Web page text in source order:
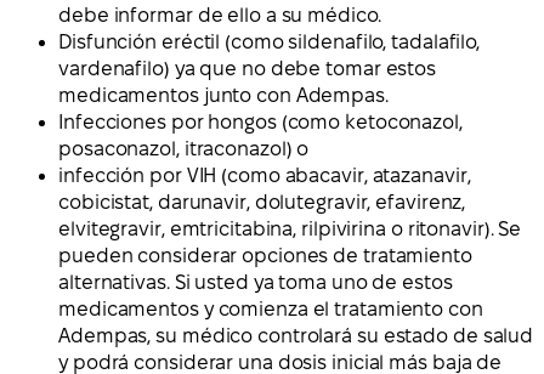
debe informar de ello a su médico.
Disfunción eréctil (como sildenafilo, tadalafilo,
vardenafilo) ya que no debe tomar estos
medicamentos junto con Adempas.
Infecciones por hongos (como ketoconazol,
posaconazol, itraconazol) o
infección por VIH (como abacavir, atazanavir,
cobicistat, darunavir, dolutegravir, efavirenz,
elvitegravir, emtricitabina, rilpivirina o ritonavir). Se
pueden considerar opciones de tratamiento
alternativas. Si usted ya toma uno de estos
medicamentos y comienza el tratamiento con
Adempas, su médico controlará su estado de salud
y podrá considerar una dosis inicial más baja de